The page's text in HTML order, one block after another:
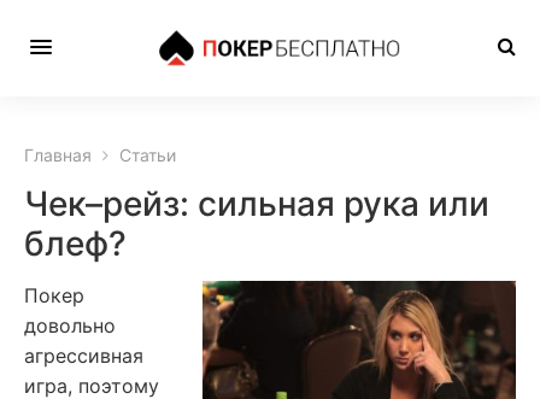
Главная Статьи
Чек–рейз: сильная рука или
блеф?
Покер
довольно
агрессивная
игра, поэтому